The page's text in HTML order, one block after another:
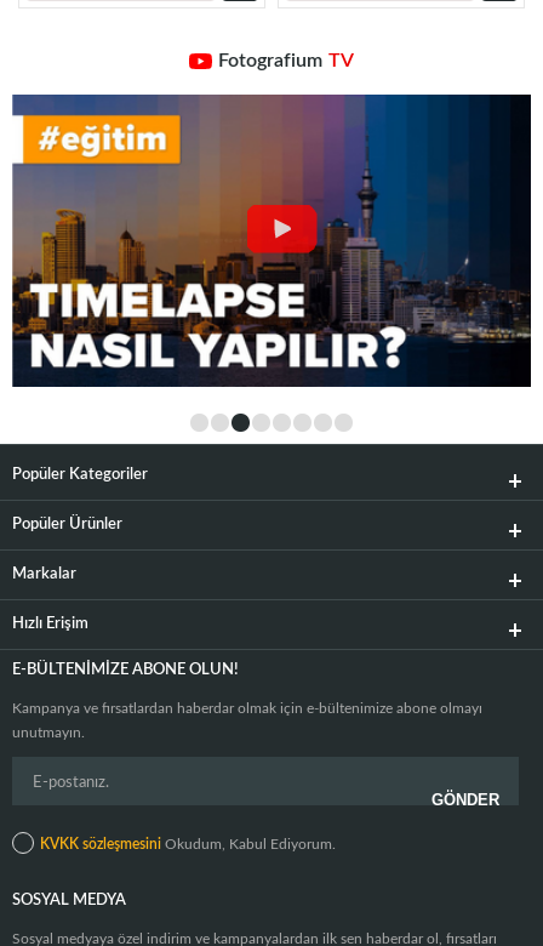
Fotografium TV
Popüler Kategoriler
Popüler Ürünler
Markalar
Hızlı Erişim
E-BÜLTENIMIZE ABONE OLUN!
Kampanya ve fırsatlardan haberdar olmak için e-bültenimize abone olmayı
unutmayın.
KVKK sözleşmesini Okudum, Kabul Ediyorum.
SOSYAL MEDYA
Sosyal medyaya özel indirim ve kampanyalardan ilk sen haberdar ol, fırsatları